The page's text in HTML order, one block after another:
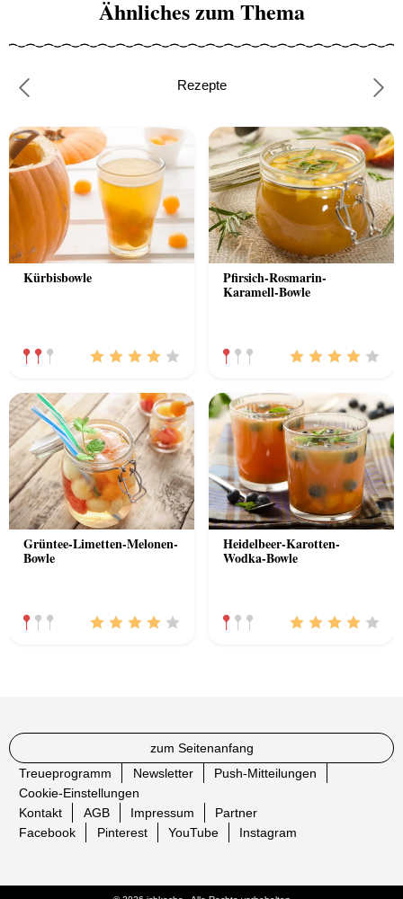
Ähnliches zum Thema
Rezepte
Kürbisbowle Pfirsich-Rosmarin-
Karamell-Bowle
Grüntee-Limetten-Melonen-
Bowle
Heidelbeer-Karotten-
Wodka-Bowle
zum Seitenanfang
Treueprogramm
Newsletter
Push-Mitteilungen
Cookie-Einstellungen
Kontakt
AGB Impressum
Partner
Facebook
Pinterest YouTube Instagram